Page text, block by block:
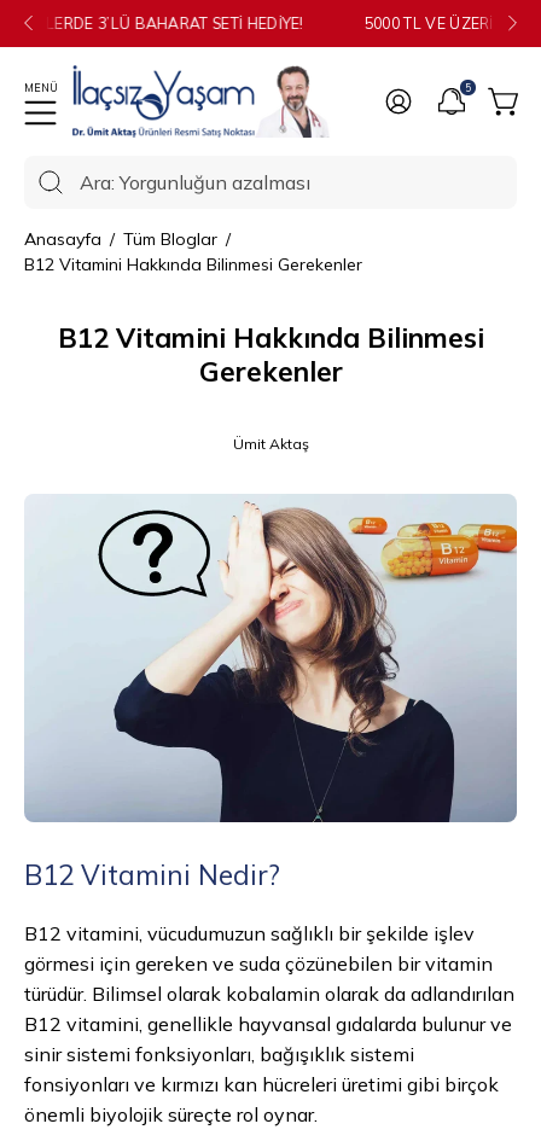
İçeriğe
geç
AROMATIK VÜCUT SPREYI HEDIYE!
3’LÜ BAHARAT SETI HEDIYE! 5000 TL VE ÜZERI
5
Sitemizdeki
arayın
Ara: Yorgunluğun azalması
Anasayfa / Tüm Bloglar /
B12 Vitamini Hakkında Bilinmesi Gerekenler
B12 Vitamini Hakkında Bilinmesi
Gerekenler
Ümit Aktaş
B12 Vitamini Nedir?
B12 vitamini, vücudumuzun sağlıklı bir şekilde işlev
görmesi için gereken ve suda çözünebilen bir vitamin
türüdür. Bilimsel olarak kobalamin olarak da adlandırılan
B12 vitamini, genellikle hayvansal gıdalarda bulunur ve
sinir sistemi fonksiyonları, bağışıklık sistemi
fonsiyonları ve kırmızı kan hücreleri üretimi gibi birçok
önemli biyolojik süreçte rol oynar.